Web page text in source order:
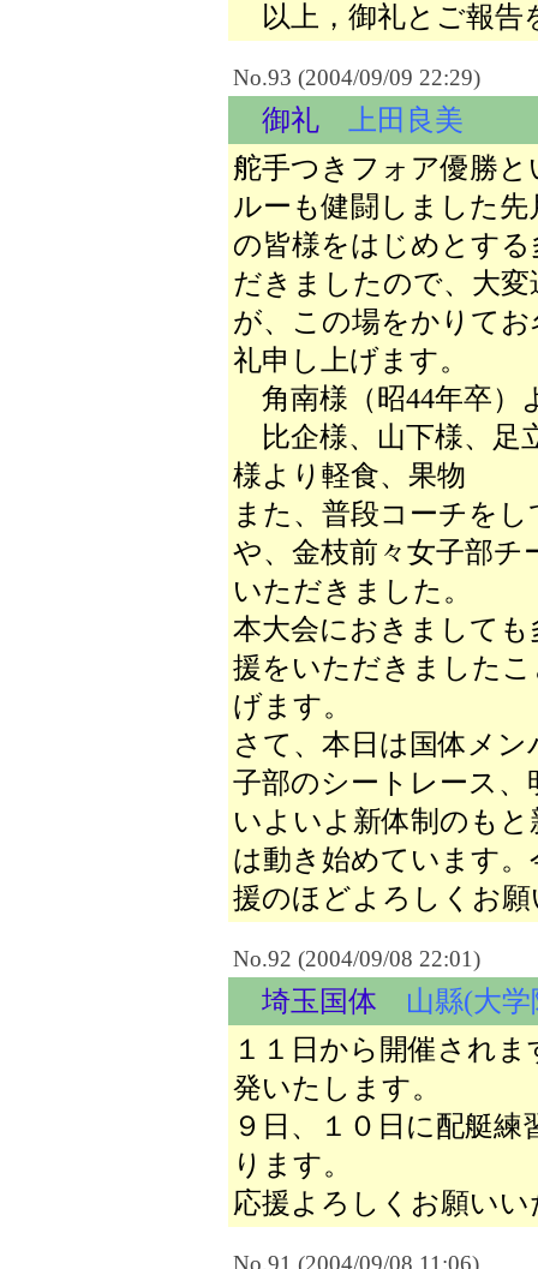
以上，御礼とご報告
No.93 (2004/09/09 22:29)
御礼
上田良美
舵手つきフォア優勝
ルーも健闘しました
の皆様をはじめとす
だきましたので、大
が、この場をかりて
礼申し上げます。
角南様（昭44年卒）
比企様、山下様、足
様より軽食、果物
また、普段コーチを
や、金枝前々女子部
いただきました。
本大会におきまして
援をいただきました
げます。
さて、本日は国体メ
子部のシートレース
いよいよ新体制のも
は動き始めています
援のほどよろしくお
No.92 (2004/09/08 22:01)
埼玉国体
山縣(大
１１日から開催され
発いたします。
９日、１０日に配艇
ります。
応援よろしくお願い
No.91 (2004/09/08 11:06)